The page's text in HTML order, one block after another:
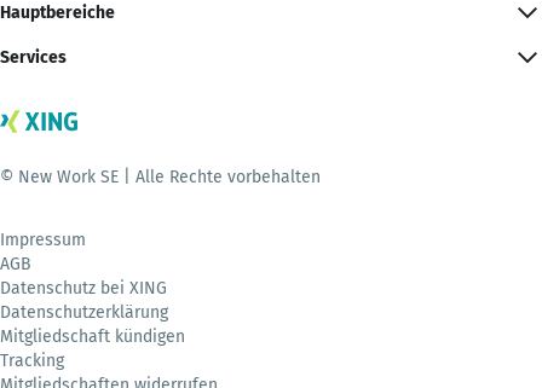
Hauptbereiche
Services
© New Work SE | Alle Rechte vorbehalten
Impressum
AGB
Datenschutz bei XING
Datenschutzerklärung
Mitgliedschaft kündigen
Tracking